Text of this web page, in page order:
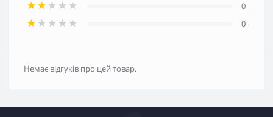
0
0
Немає відгуків про цей товар.